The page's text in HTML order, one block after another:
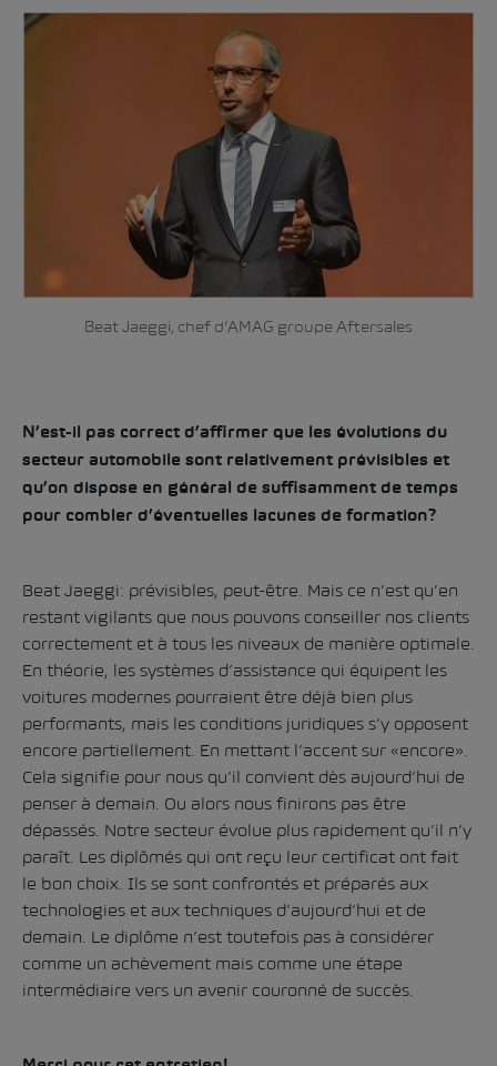
Beat Jaeggi, chef d’AMAG groupe Aftersales
N’est-il pas correct d’affirmer que les évolutions du
secteur automobile sont relativement prévisibles et
qu’on dispose en général de suffisamment de temps
pour combler d’éventuelles lacunes de formation?
Beat Jaeggi: prévisibles, peut-être. Mais ce n’est qu’en
restant vigilants que nous pouvons conseiller nos clients
correctement et à tous les niveaux de manière optimale.
En théorie, les systèmes d’assistance qui équipent les
voitures modernes pourraient être déjà bien plus
performants, mais les conditions juridiques s’y opposent
encore partiellement. En mettant l’accent sur «encore».
Cela signifie pour nous qu’il convient dès aujourd’hui de
penser à demain. Ou alors nous finirons pas être
dépassés. Notre secteur évolue plus rapidement qu’il n’y
paraît. Les diplômés qui ont reçu leur certificat ont fait
le bon choix. Ils se sont confrontés et préparés aux
technologies et aux techniques d’aujourd’hui et de
demain. Le diplôme n’est toutefois pas à considérer
comme un achèvement mais comme une étape
intermédiaire vers un avenir couronné de succès.